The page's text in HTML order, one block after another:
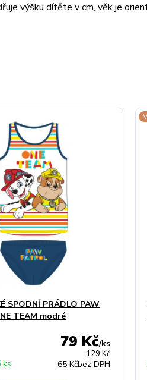
výšku dítěte v cm, věk je
SPODNÍ PRÁDLO PAW
TEAM modré
129 Kč
79 Kč/ks
65 Kčbez DPH
ks